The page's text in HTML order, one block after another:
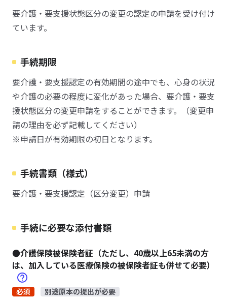
要介護・要支援状態区分の変更の認定の申請を受け付け
ています。
手続期限
要介護・要支援認定の有効期間の途中でも、心身の状況
や介護の必要の程度に変化があった場合、要介護・要支
援状態区分の変更申請をすることができます。（変更申
請の理由を必ず記載してください）
※申請日が有効期限の初日となります。
手続書類（様式）
要介護・要支援認定（区分変更）申請
手続に必要な添付書類
●介護保険被保険者証（ただし、40歳以上65未満の方
は、加入している医療保険の被保険者証も併せて必要）
必須 別途原本の提出が必要